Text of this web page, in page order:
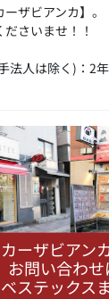
ザビアンカ】。
さいませ！！
法人は除く)：2
カーザビアン
お問い合わせ
ベステックス